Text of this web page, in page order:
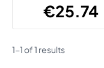
€25.74
1-1 of 1 results